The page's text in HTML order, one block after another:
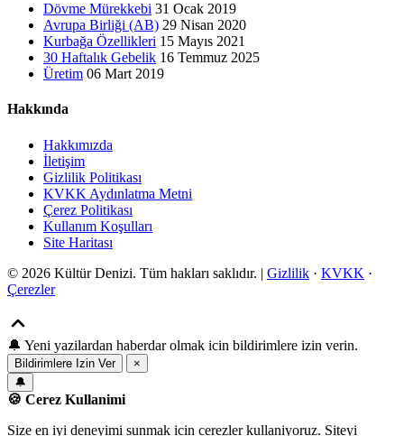
Dövme Mürekkebi 31 Ocak 2019
Avrupa Birliği (AB) 29 Nisan 2020
Kurbağa Özellikleri 15 Mayıs 2021
30 Haftalık Gebelik 16 Temmuz 2025
Üretim 06 Mart 2019
Hakkında
Hakkımızda
İletişim
Gizlilik Politikası
KVKK Aydınlatma Metni
Çerez Politikası
Kullanım Koşulları
Site Haritası
© 2026 Kültür Denizi. Tüm hakları saklıdır. | Gizlilik · KVKK ·
Çerezler
🔔 Yeni yazilardan haberdar olmak icin bildirimlere izin verin.
Bildirimlere Izin Ver
×
🔔
🍪 Cerez Kullanimi
Size en iyi deneyimi sunmak icin cerezler kullaniyoruz. Siteyi